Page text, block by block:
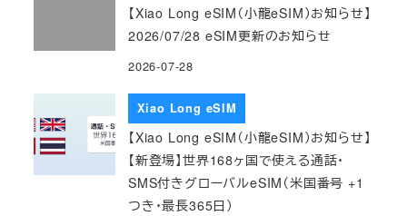
【Xiao Long eSIM（小龍eSIM）お知らせ】
2026/07/28 eSIM更新のお知らせ
2026-07-28
Xiao Long eSIM
【Xiao Long eSIM（小龍eSIM）お知らせ】
【新登場】世界168ヶ国で使える通話・
SMS付きグローバルeSIM（米国番号 +1
つき・最長365日）